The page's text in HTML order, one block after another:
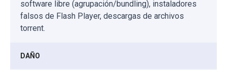
software libre (agrupación/bundling), instaladores
falsos de Flash Player, descargas de archivos
torrent.
DAÑO